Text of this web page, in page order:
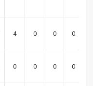
4 0 0 0
0 0 0 0